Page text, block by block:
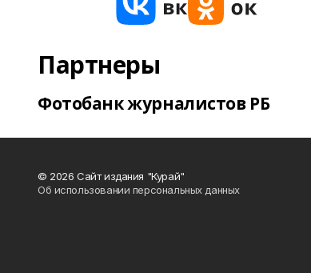
Партнеры
Фотобанк журналистов РБ
© 2026 Сайт издания "Курай"
Об использовании персональных данных